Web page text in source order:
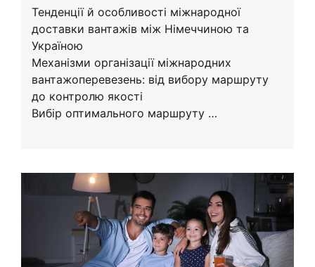
Тенденції й особливості міжнародної
доставки вантажів між Німеччиною та
Україною
Механізми організації міжнародних
вантажоперевезень: від вибору маршруту
до контролю якості
Вибір оптимального маршруту …